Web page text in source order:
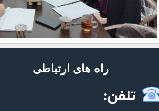
راه های ارتباطی
تلفن: